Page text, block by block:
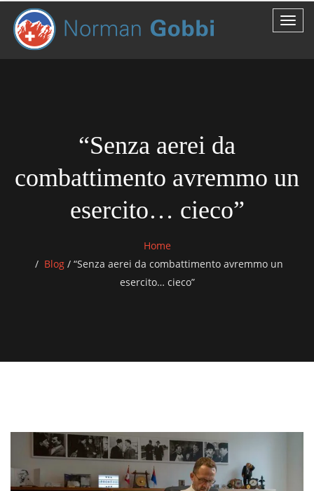
“Senza aerei da
combattimento avremmo un
esercito… cieco”
Home
Blog /“Senza aerei da combattimento avremmo un
esercito… cieco”